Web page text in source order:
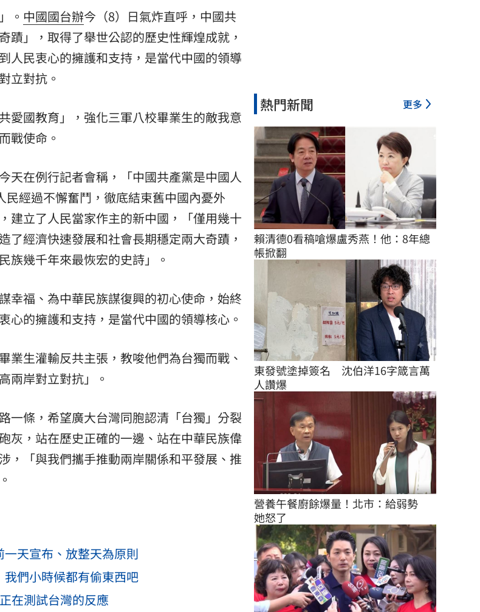
」。 中國國台辦今（8）日氣炸直呼，中國共
蹟」，取得了舉世公認的歷史性輝煌成就，
人民衷心的擁護和支持，是當代中國的領導
立對抗。
愛國教育」，強化三軍八校畢業生的敵我意
戰使命。
今天在例行記者會稱，「中國共產黨是中國人
經過不懈奮鬥，徹底結束舊中國內憂外
建立了人民當家作主的新中國，「僅用幾十
經濟快速發展和社會長期穩定兩大奇蹟，
族幾千年來最恢宏的史詩」。
幸福、為中華民族謀復興的初心使命，始終
心的擁護和支持，是當代中國的領導核心。
業生灌輸反共主張，教唆他們為台獨而戰、
兩岸對立對抗」。
一條，希望廣大台灣同胞認清「台獨」分裂
灰，站在歷史正確的一邊、站在中華民族偉
，「與我們攜手推動兩岸關係和平發展、推
天宣布、放整天為原則
們小時候都有偷東西吧
在測試台灣的反應
熱門新聞 更多
賴清德0看稿嗆爆盧秀燕！他：8年總
帳掀翻
東發號塗掉簽名　沈伯洋16字箴言萬
人讚爆
營養午餐廚餘爆量！北市：給弱勢
她怒了